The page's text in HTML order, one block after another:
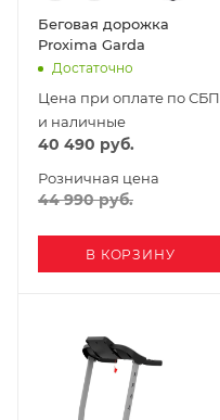
Беговая дорожка
Proxima Garda
Достаточно
Цена при оплате по СБП
и наличные
40 490 руб.
Розничная цена
44 990руб.
В КОРЗИНУ